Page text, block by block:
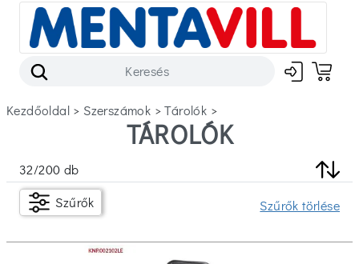
Kezdőoldal> szerszámok > tárolók >
Készleten
Ár
TÁROLÓK
32/200 db
Szűrők
Szűrők törlése